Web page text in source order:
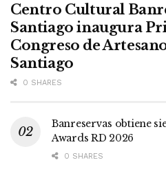
Centro Cultural
Santiago inaugura
Congreso de
Santiago
0 SHARES
Banreservas obtiene
Awards RD 2026
0 SHARES